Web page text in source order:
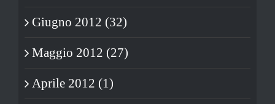
Giugno 2012 (32)
Maggio 2012 (27)
Aprile 2012 (1)